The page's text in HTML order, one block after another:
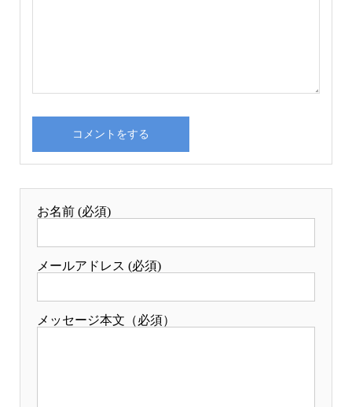
お名前 (必須)
メールアドレス (必須)
メッセージ本文（必須）